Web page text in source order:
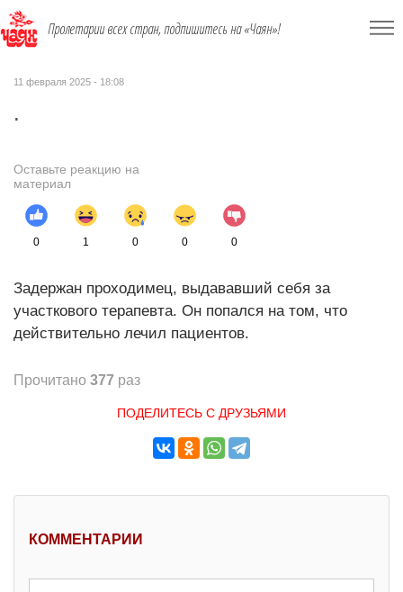
Пролетарии всех стран, подпишитесь на «Чаян»!
11 февраля 2025 - 18:08
.
Оставьте реакцию на
материал
0 1 0 0 0
Задержан проходимец, выдававший себя за
участкового терапевта. Он попался на том, что
действительно лечил пациентов.
Прочитано 377 раз
ПОДЕЛИТЕСЬ С ДРУЗЬЯМИ
КОММЕНТАРИИ